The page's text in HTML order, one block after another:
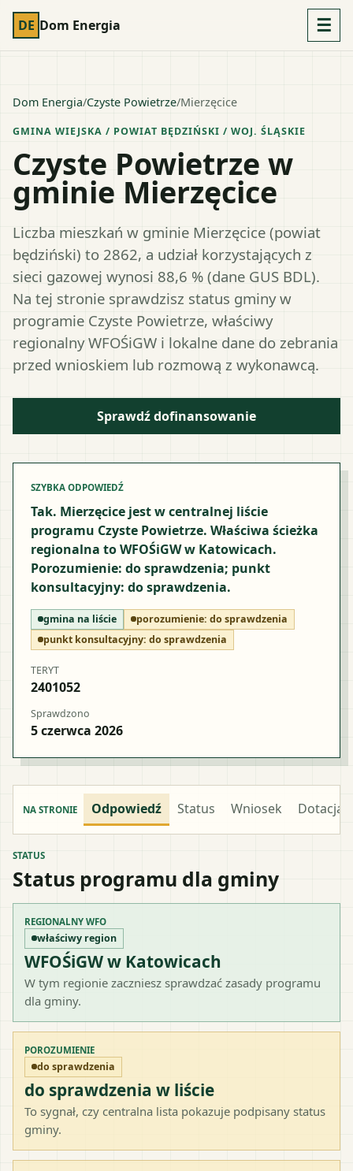
DE Dom Energia ☰
Dom Energia/Czyste Powietrze/Mierzęcice
GMINA WIEJSKA / POWIAT BĘDZIŃSKI / WOJ. ŚLĄSKIE
Czyste Powietrze w
gminie Mierzęcice
Liczba mieszkań w gminie Mierzęcice (powiat
będziński) to 2862, a udział korzystających z
sieci gazowej wynosi 88,6 % (dane GUS BDL).
Na tej stronie sprawdzisz status gminy w
programie Czyste Powietrze, właściwy
regionalny WFOŚiGW i lokalne dane do zebrania
przed wnioskiem lub rozmową z wykonawcą.
Sprawdź dofinansowanie
SZYBKA ODPOWIEDŹ
Tak. Mierzęcice jest w centralnej liście
programu Czyste Powietrze. Właściwa ścieżka
regionalna to WFOŚiGW w Katowicach.
Porozumienie: do sprawdzenia; punkt
konsultacyjny: do sprawdzenia.
gmina na liście porozumienie: do sprawdzenia
punkt konsultacyjny: do sprawdzenia
TERYT
2401052
Sprawdzono
5 czerwca 2026
NA STRONIE Odpowiedź Status Wniosek Dotacja
STATUS
Status programu dla gminy
REGIONALNY WFO
właściwy region
WFOŚiGW w Katowicach
W tym regionie zaczniesz sprawdzać zasady programu
dla gminy.
POROZUMIENIE
do sprawdzenia
do sprawdzenia w liście
To sygnał, czy centralna lista pokazuje podpisany status
gminy.